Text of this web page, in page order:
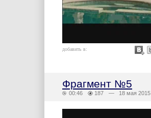
добавить в:
Фрагмент №5
00:46 187 — 18 мая 2015